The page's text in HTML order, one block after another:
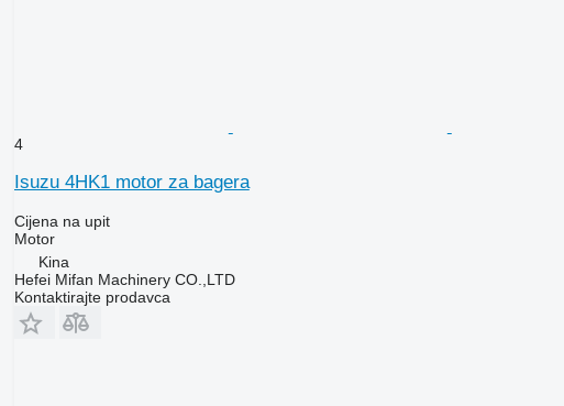
4
Isuzu 4HK1 motor za bagera
Cijena na upit
Motor
Kina
Hefei Mifan Machinery CO.,LTD
Kontaktirajte prodavca